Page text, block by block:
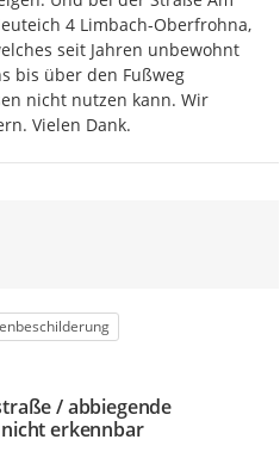
4 Limbach-Oberfrohna,
seit Jahren unbewohnt
bis über den Fußweg
nicht nutzen kann. Wir
Vielen Dank.
/ abbiegende
erkennbar